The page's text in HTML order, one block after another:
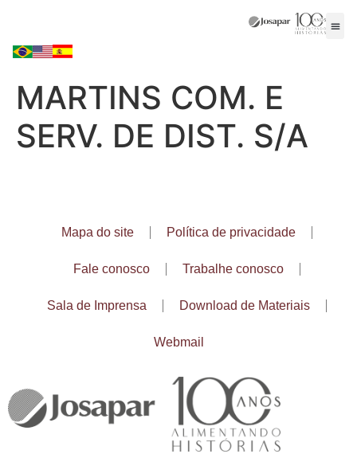
MARTINS COM. E
SERV. DE DIST. S/A
Mapa do site Política de privacidade
Fale conosco Trabalhe conosco
Sala de Imprensa Download de Materiais
Webmail